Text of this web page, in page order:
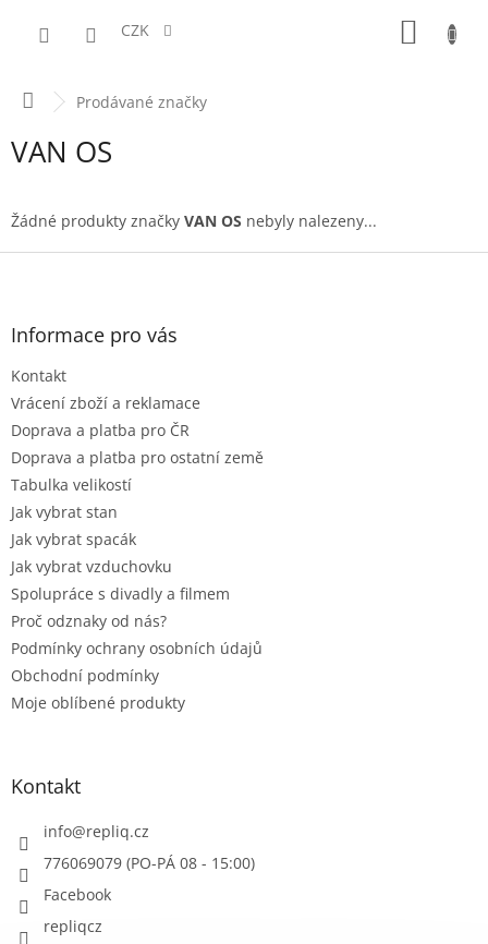
CZK
DomůProdávané značky
VAN OS
Žádné produkty značky VAN OS nebyly nalezeny...
Z
Informace pro vás
Kontakt
Vrácení zboží a reklamace
Doprava a platba pro ČR
Doprava a platba pro ostatní země
Tabulka velikostí
Jak vybrat stan
Jak vybrat spacák
Jak vybrat vzduchovku
Spolupráce s divadly a filmem
Proč odznaky od nás?
Podmínky ochrany osobních údajů
Obchodní podmínky
Moje oblíbené produkty
Kontakt
info@repliq.cz
776069079 (PO-PÁ 08 - 15:00)
Facebook
repliqcz